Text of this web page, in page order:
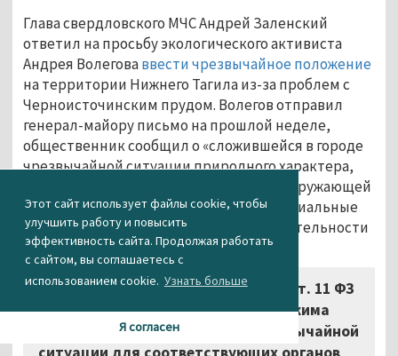
Этот сайт использует файлы cookie, чтобы
улучшить работу и повысить
эффективность сайта. Продолжая работать
с сайтом, вы соглашаетесь с
использованием cookie. Узнать больше
Я согласен
Глава свердловского МЧС Андрей Заленский
ответил на просьбу экологического активиста
Андрея Волеговаввести чрезвычайное положение
на территории Нижнего Тагила из-за проблем с
Черноисточинским прудом. Волегов отправил
генерал-майору письмо на прошлой неделе,
общественник сообщил о «сложившейся в городе
чрезвычайной ситуации природного характера,
наносящей ущерб здоровью людей и окружающей
природной среде, значительные материальные
потери и нарушение условий жизнедеятельности
населения».
«В соответствии с п. “и” ч. 2 ст. 11 ФЗ
от 21.12.1994 № 68-ФЗ введение режима
повышенной готовности или чрезвычайной